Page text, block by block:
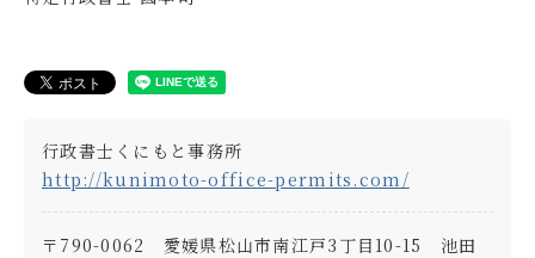
行政書士くにもと事務所
http://kunimoto-office-permits.com/
〒790-0062 愛媛県松山市南江戸3丁目10-15 池田